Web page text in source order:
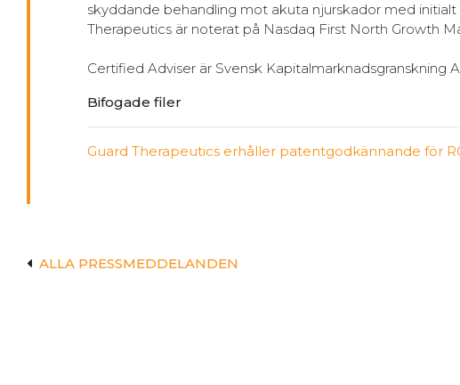
skyddande behandling mot akuta njurskador med
Therapeutics är noterat på Nasdaq First North Growth
Certified Adviser är Svensk Kapitalmarknadsgranskning
Bifogade filer
Guard Therapeutics erhåller patentgodkännande för
ALLA PRESSMEDDELANDEN